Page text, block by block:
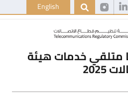
English
متلقي خدمات هيئة